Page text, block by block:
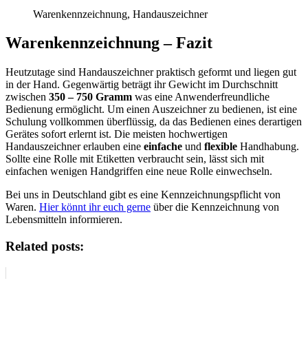
Warenkennzeichnung, Handauszeichner
Warenkennzeichnung – Fazit
Heutzutage sind Handauszeichner praktisch geformt und liegen gut
in der Hand. Gegenwärtig beträgt ihr Gewicht im Durchschnitt
zwischen 350 – 750 Gramm was eine Anwenderfreundliche
Bedienung ermöglicht. Um einen Auszeichner zu bedienen, ist eine
Schulung vollkommen überflüssig, da das Bedienen eines derartigen
Gerätes sofort erlernt ist. Die meisten hochwertigen
Handauszeichner erlauben eine einfache und flexible Handhabung.
Sollte eine Rolle mit Etiketten verbraucht sein, lässt sich mit
einfachen wenigen Handgriffen eine neue Rolle einwechseln.
Bei uns in Deutschland gibt es eine Kennzeichnungspflicht von
Waren. Hier könnt ihr euch gerne über die Kennzeichnung von
Lebensmitteln informieren.
Related posts: